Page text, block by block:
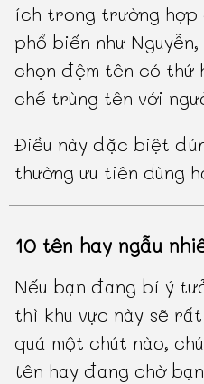
ích trong trường hợp
phổ biến như
chọn đệm tên có thứ
chế trùng tên với
Điều này đặc biệt
thường ưu tiên dùng
10 tên hay ngẫu
Nếu bạn đang bí ý
thì khu vực này sẽ
quá một chút nào,
tên hay đang chờ